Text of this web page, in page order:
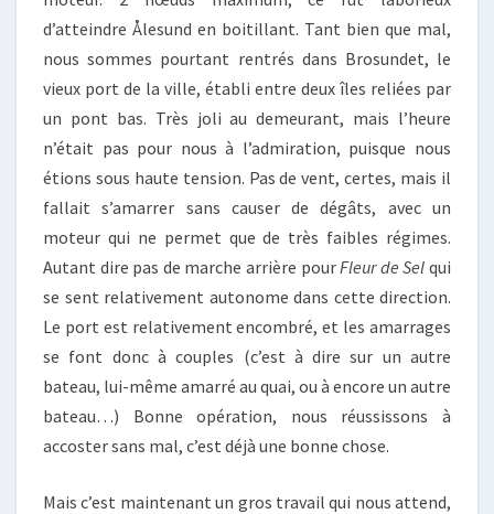
d’atteindre Ålesund en boitillant. Tant bien que mal,
nous sommes pourtant rentrés dans Brosundet, le
vieux port de la ville, établi entre deux îles reliées par
un pont bas. Très joli au demeurant, mais l’heure
n’était pas pour nous à l’admiration, puisque nous
étions sous haute tension. Pas de vent, certes, mais il
fallait s’amarrer sans causer de dégâts, avec un
moteur qui ne permet que de très faibles régimes.
Autant dire pas de marche arrière pourFleur de Sel qui
se sent relativement autonome dans cette direction.
Le port est relativement encombré, et les amarrages
se font donc à couples (c’est à dire sur un autre
bateau, lui-même amarré au quai, ou à encore un autre
bateau…) Bonne opération, nous réussissons à
accoster sans mal, c’est déjà une bonne chose.
Mais c’est maintenant un gros travail qui nous attend,